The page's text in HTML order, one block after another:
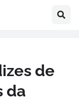
de
da